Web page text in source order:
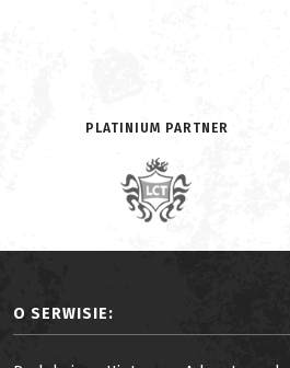
PLATINIUM PARTNER
O SERWISIE: